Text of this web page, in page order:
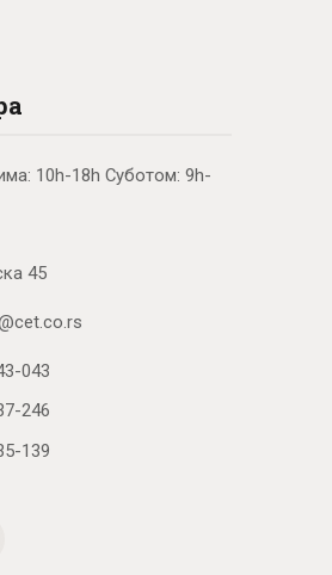
10h-18h Суботом: 9h-
45
043
246
139